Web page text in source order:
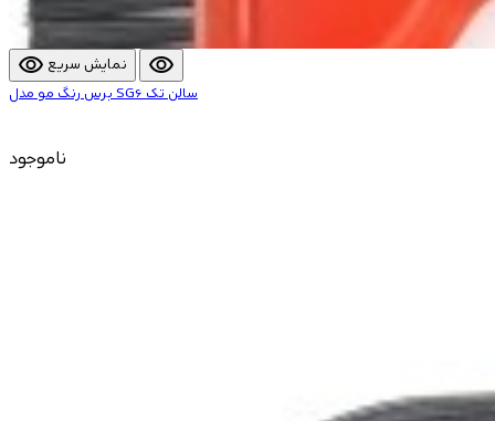
visibility نمایش سریع visibility
برس رنگ مو مدل SG6 سالن تک
ناموجود